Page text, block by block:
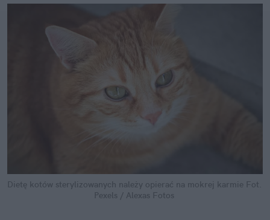
Dietę kotów sterylizowanych należy opierać na mokrej karmie Fot.
Pexels / Alexas Fotos